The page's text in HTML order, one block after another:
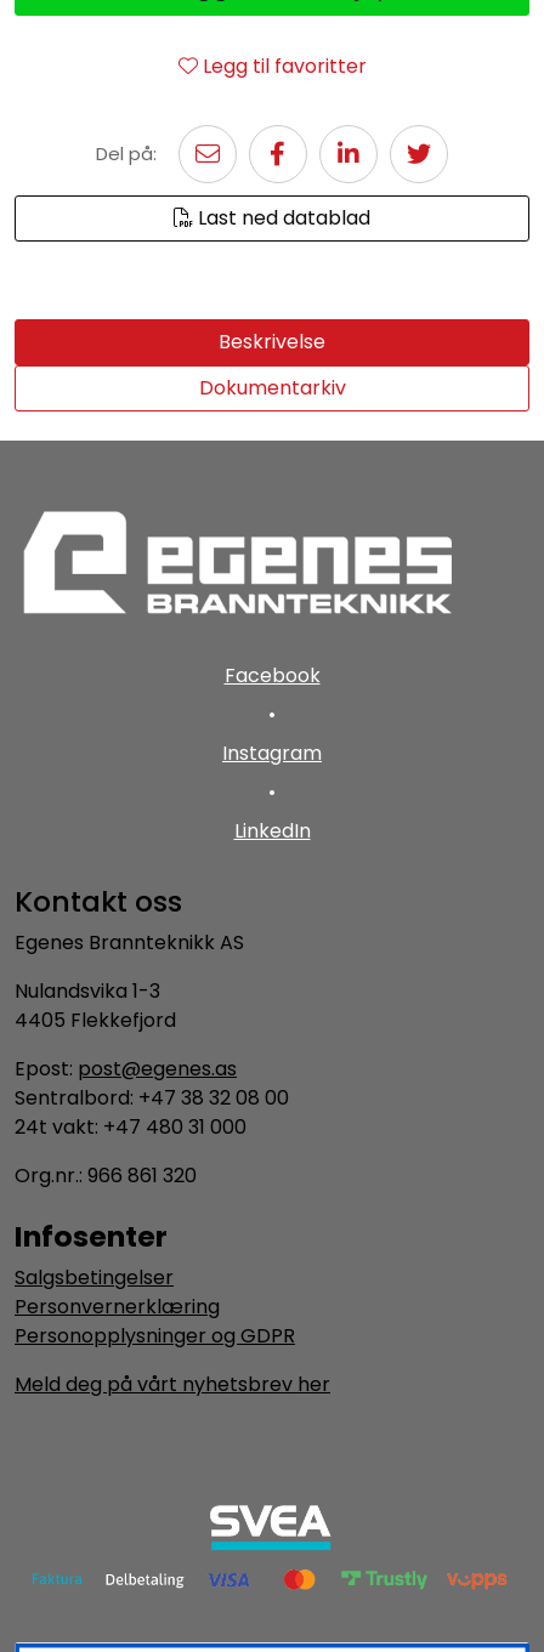
Legg til favoritter
Del på:
Last ned datablad
Beskrivelse
Dokumentarkiv
Facebook
•
Instagram
•
LinkedIn
Kontakt oss
Egenes Brannteknikk AS
Nulandsvika 1-3
4405 Flekkefjord
Epost: post@egenes.as
Sentralbord: +47 38 32 08 00
24t vakt: +47 480 31 000
Org.nr.: 966 861 320
Infosenter
Salgsbetingelser
Personvernerklæring
Personopplysninger og GDPR
Meld deg på vårt nyhetsbrev her